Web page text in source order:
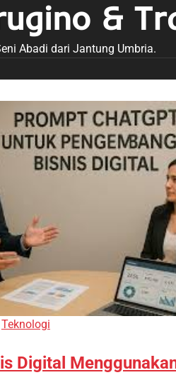
&
Abadi dari Jantung Umbria.
Teknologi
Digital